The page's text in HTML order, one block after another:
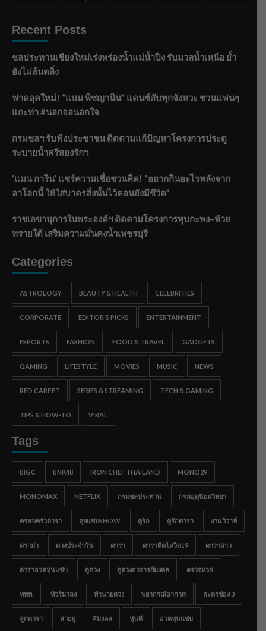
Recent Posts
ชลประทานเชียงใหม่เร่งพร่องน้ำแม่น้ำปิง รับมวลน้ำเหนือ ย้ำ
ยังไม่ล้นตลิ่ง
ฟาดลุคใหม่! “แบม พิชญานิน” แดนซ์สับทุกจังหวะ ชวนแฟนๆ
แกะท่า #นอกจอนอกใจ
กรมชลฯ รับฟังประชาชน ติดตามแก้ปัญหาโครงการประตู
ระบายน้ำศรีสองรักฯ
‘แมน การิน’ แชร์ความเชื่อชวนคิด! “อยากกินอะไรหลังจาก
ลาโลกนี้ ให้ใส่บาตรสิ่งนั้นไว้ตอนยังมีชีวิต”
ราชเลขานุการในพระองค์ฯ ติดตามโครงการหุบกะพง–ห้วย
ทรายใต้ เสริมความมั่นคงน้ำเพชรบุรี
Categories
ASTROLOGY BEAUTY & HEALTH CELEBRITIES
CORPORATE EDITOR'S PICKS ENTERTAINMENT
ESPORTS FASHION FOOD & TRAVEL GADGETS
GAMING LIFESTYLE MOVIES MUSIC NEWS
RED CARPET SERIES & STREAMING TECH & GAMING
TIPS & HOW-TO VIRAL
Tags
BIGC BNK48 IRON CHEF THAILAND MONO29
MONOMAX NETFLIX กรมชลประทาน กรมอุตุนิยมวิทยา
ครอบครัวดารา คุยแซ่บSHOW คู่รัก คู่รักดารา งานวิวาห์
ดราม่า ดวงประจำวัน ดารา ดาราติดโควิด19 ดาราสาว
ดาราอวดหุ่นแซ่บ ดูดวง ดูดวงอาจารย์มงคล ตรวจหวย
ททท. ทัวร์มาลง ทำนายดวง พยากรณ์อากาศ ละครช่อง 3
ลูกดารา สายมู สีมงคล หุ่นดี อวดหุ่นแซ่บ